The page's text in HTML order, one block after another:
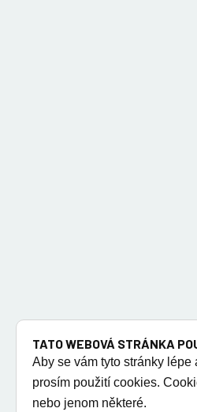
TATO WEBOVÁ STRÁNKA
Aby se vám tyto stránky
prosím použití cookies.
nebo jenom některé.